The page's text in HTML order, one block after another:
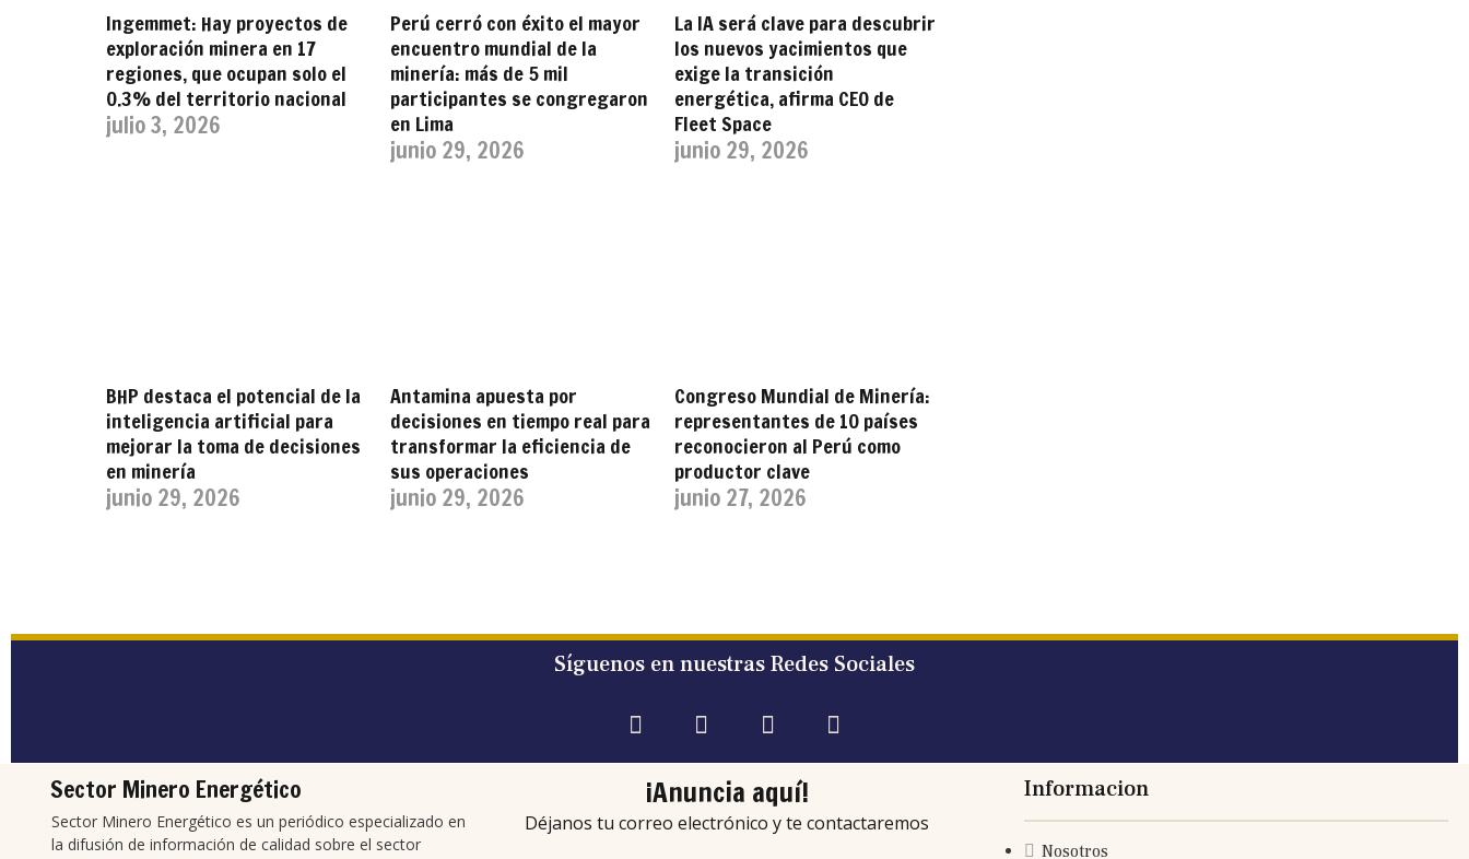
Ingemmet: Hay proyectos de
exploración minera en 17
regiones, que ocupan solo el
0.3% del territorio nacional
julio 3, 2026
Perú cerró con éxito el mayor
encuentro mundial de la
minería: más de 5 mil
participantes se congregaron
en Lima
junio 29, 2026
La IA será clave para descubrir
los nuevos yacimientos que
exige la transición
energética, afirma CEO de
Fleet Space
junio 29, 2026
BHP destaca el potencial de la
inteligencia artificial para
mejorar la toma de decisiones
en minería
junio 29, 2026
Antamina apuesta por
decisiones en tiempo real para
transformar la eficiencia de
sus operaciones
junio 29, 2026
Congreso Mundial de Minería:
representantes de 10 países
reconocieron al Perú como
productor clave
junio 27, 2026
Síguenos en nuestras Redes Sociales
Sector Minero Energético
Sector Minero Energético es un periódico especializado en
la difusión de información de calidad sobre el sector
¡Anuncia aquí!
Déjanos tu correo electrónico y te contactaremos
Informacion
Nosotros